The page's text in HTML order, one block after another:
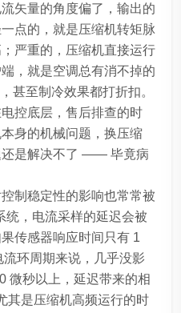
矢量的角度偏了，输出的
点的，就是压缩机转矩脉
严重的，压缩机直接运行
，就是空调总有消不掉的
甚至制冷效果都打折扣。
控底层，售后排查的时
身的机械问题，换压缩
还是解决不了 —— 毕竟病
制稳定性的影响也常常被
统，电流采样的延迟会被
传感器响应时间只有 1
环周期来说，几乎没影
微秒以上，延迟带来的相
是压缩机高频运行的时